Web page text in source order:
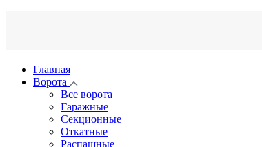
Главная
Ворота
Все ворота
Гаражные
Секционные
Откатные
Распашные